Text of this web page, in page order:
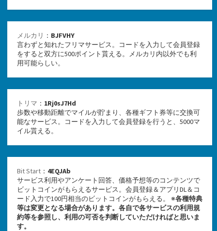
メルカリ ： BJFVHY
言わずと知れたフリマサービス。コードを入力して会員登録
をすると双方に500ポイント貰える。メルカリ内以外でも利
用可能らしい。
トリマ ： 1Rj0sJ7Hd
歩数や移動距離でマイルが貯まり、各種ギフト券等に交換可
能なサービス。コードを入力して会員登録を行うと、5000マ
イル貰える。
Bit Start ： 4EQJAb
サービス利用やアンケート回答、価格予想等のコンテンツで
ビットコインがもらえるサービス。会員登録＆アプリDL＆コ
ード入力で100円相当のビットコインがもらえる。 ※各種特典
等は変更となる場合があります。各自で各サービスの利用規
約等を参照し、利用の可否を判断していただければと思いま
す。